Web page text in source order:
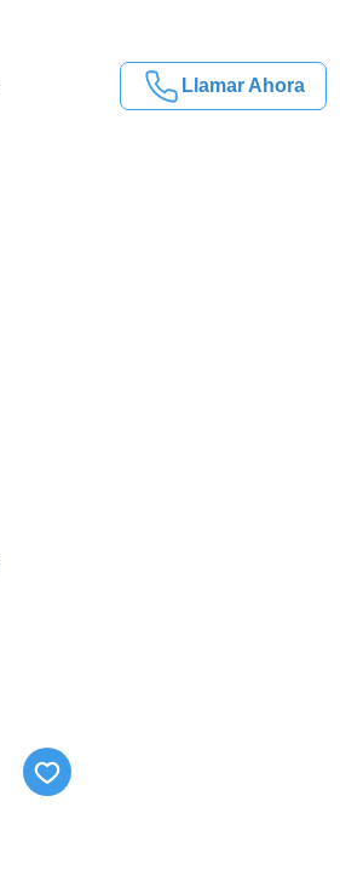
Llamar Ahora